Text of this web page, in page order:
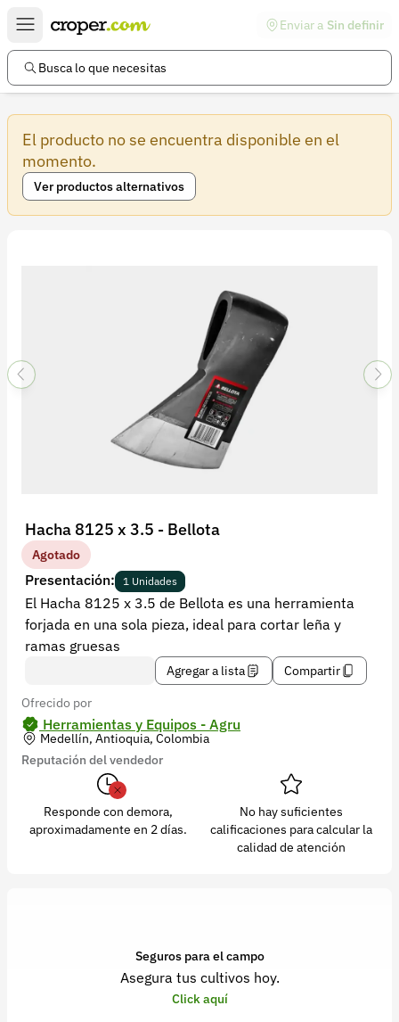
Enviar a Sin definir
Busca lo que necesitas
El producto no se encuentra disponible en el
momento.
Ver productos alternativos
Hacha 8125 x 3.5 - Bellota
Agotado
Presentación: 1 Unidades
El Hacha 8125 x 3.5 de Bellota es una herramienta
forjada en una sola pieza, ideal para cortar leña y
ramas gruesas
Agregar a lista
Compartir
Ofrecido por
Herramientas y Equipos - Agru
Medellín, Antioquia, Colombia
Reputación del vendedor
Responde con demora,
aproximadamente en 2 días.
No hay suficientes
calificaciones para calcular la
calidad de atención
Seguros para el campo
Asegura tus cultivos hoy.
Click aquí
Enlaces de interés
Preguntas frecuentes
Ayuda
Información legal
Términos y condiciones
Registrarse
contacto@croper.com
© 2026 Croper.com Todos los derechos reservados
Versión 5.45.0
Síguenos